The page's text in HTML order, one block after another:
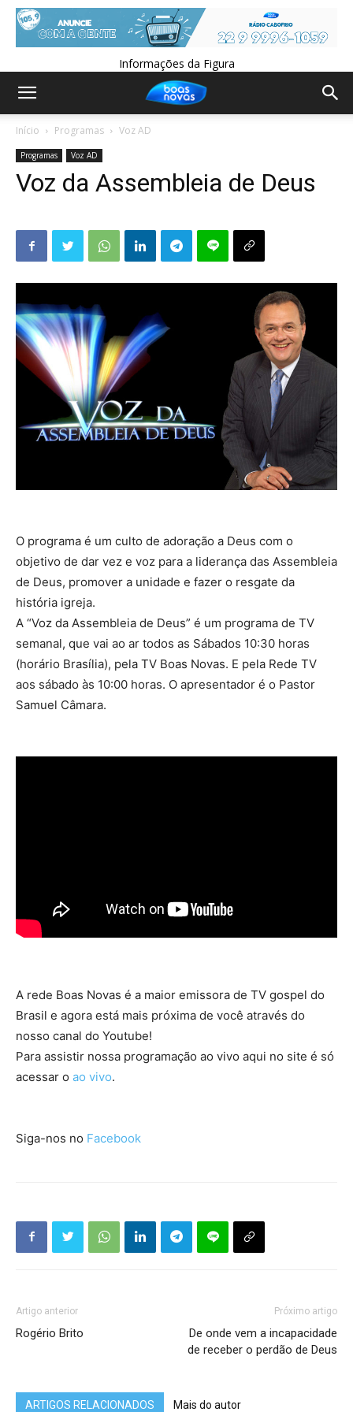
Informações da Figura
Início Programas Voz AD
Programas Voz AD
Voz da Assembleia de Deus
O programa é um culto de adoração a Deus com o
objetivo de dar vez e voz para a liderança das Assembleia
de Deus, promover a unidade e fazer o resgate da
história igreja.
A “Voz da Assembleia de Deus” é um programa de TV
semanal, que vai ao ar todos as Sábados 10:30 horas
(horário Brasília), pela TV Boas Novas. E pela Rede TV
aos sábado às 10:00 horas. O apresentador é o Pastor
Samuel Câmara.
A rede Boas Novas é a maior emissora de TV gospel do
Brasil e agora está mais próxima de você através do
nosso canal do Youtube!
Para assistir nossa programação ao vivo aqui no site é só
acessar o ao vivo.
Siga-nos no Facebook
Artigo anterior
Rogério Brito
Próximo artigo
De onde vem a incapacidade
de receber o perdão de Deus
ARTIGOS RELACIONADOS Mais do autor